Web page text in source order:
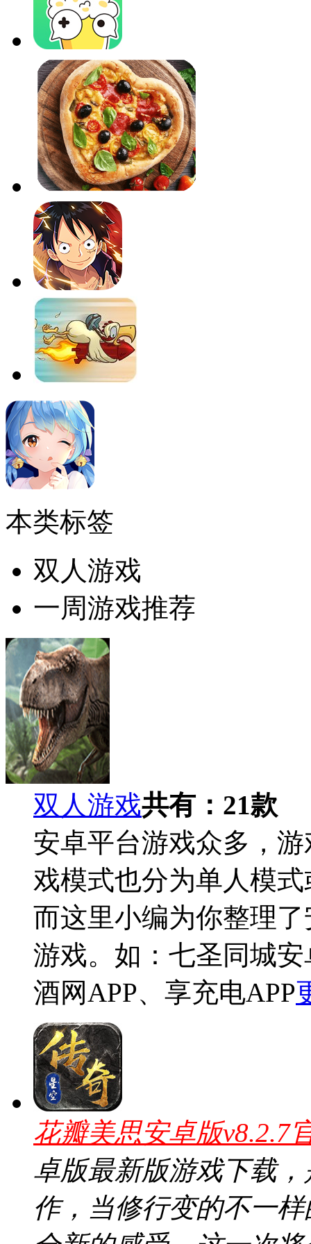
本类标签
双人游戏
一周游戏推荐
双人游戏共有： 21款
安卓平台游戏众多，
戏模式也分为单人模
而这里小编为你整理
游戏。如：七圣同城
酒网APP、享充电APP
花瓣美思安卓版v8.2.7
卓版最新版游戏下载
作，当修行变的不一